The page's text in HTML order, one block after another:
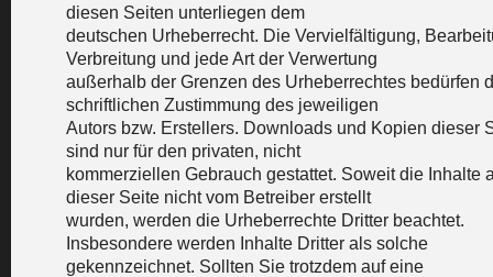
diesen Seiten unterliegen dem
deutschen Urheberrecht. Die Vervielfältigung,
Verbreitung und jede Art der Verwertung
außerhalb der Grenzen des Urheberrechtes bedürfen
schriftlichen Zustimmung des jeweiligen
Autors bzw. Erstellers. Downloads und Kopien dieser
sind nur für den privaten, nicht
kommerziellen Gebrauch gestattet. Soweit die Inhalte
dieser Seite nicht vom Betreiber erstellt
wurden, werden die Urheberrechte Dritter beachtet.
Insbesondere werden Inhalte Dritter als solche
gekennzeichnet. Sollten Sie trotzdem auf eine